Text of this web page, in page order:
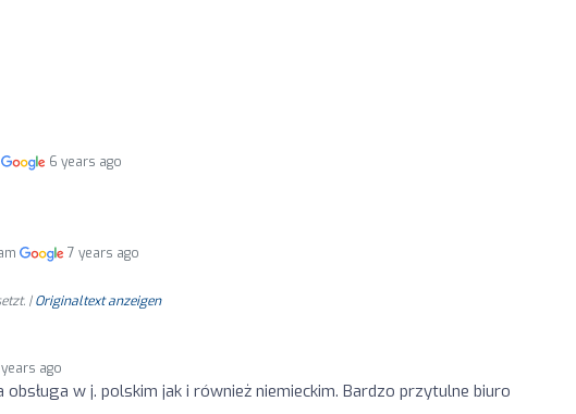
6 years ago
7 years ago
|Originaltext anzeigen
ago
obsługa w j. polskim jak i również niemieckim. Bardzo przytulne biuro